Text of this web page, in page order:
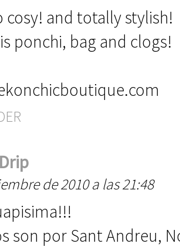
cosy! and totally stylish!
ponchi, bag and clogs!
de 2010 a las 21:48
son por Sant Andreu,